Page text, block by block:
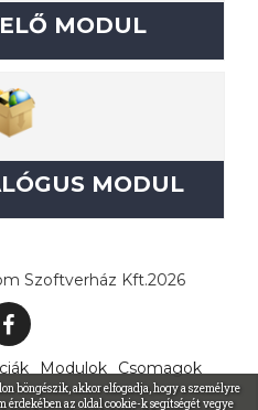
MODUL
MODUL
Szoftverház Kft.2026
Modulok Csomagok
böngészik, akkor elfogadja, hogy a személyre
érdekében az oldal cookie-k segítségét vegye